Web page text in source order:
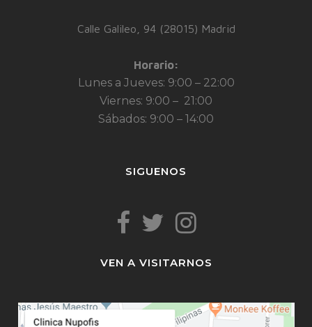
Calle Galileo, 94 (28015) Madrid
Horario:
Lunes a Jueves: 9:00 – 22:00
Viernes: 9:00 – 21:00
Sábados: 9:00 – 14:00
SIGUENOS
VEN A VISITARNOS